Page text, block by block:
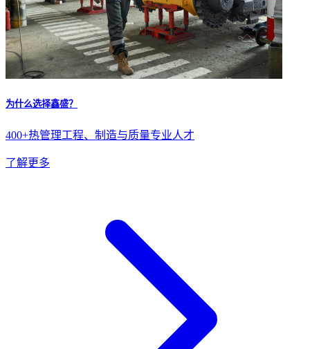
为什么选择鑫盛？
400+热管理工程、制造与质量专业人才
了解更多